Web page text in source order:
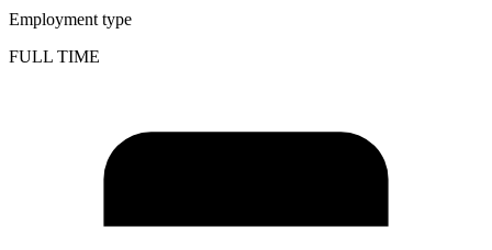
Employment type
FULL TIME